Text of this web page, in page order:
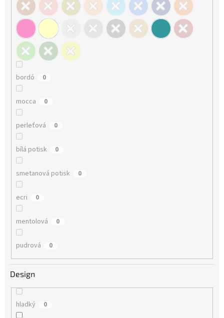
bordó 0
mocca 0
perleťová 0
bílá potisk 0
smetanová potisk 0
ecri 0
mentolová 0
pudrová 0
Design
hladký 0